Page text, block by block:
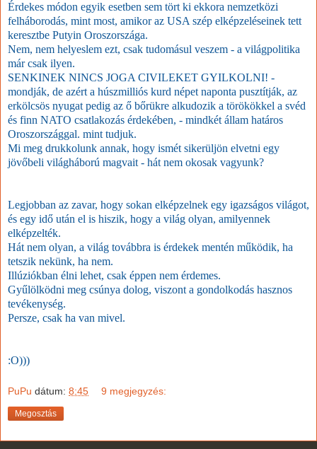
Érdekes módon egyik esetben sem tört ki ekkora nemzetközi
felháborodás, mint most, amikor az USA szép elképzeléseinek tett
keresztbe Putyin Oroszországa.
Nem, nem helyeslem ezt, csak tudomásul veszem - a világpolitika
már csak ilyen.
SENKINEK NINCS JOGA CIVILEKET GYILKOLNI! -
mondják, de azért a húszmilliós kurd népet naponta pusztítják, az
erkölcsös nyugat pedig az ő bőrükre alkudozik a törökökkel a svéd
és finn NATO csatlakozás érdekében, - mindkét állam határos
Oroszországgal. mint tudjuk.
Mi meg drukkolunk annak, hogy ismét sikerüljön elvetni egy
jövőbeli világháború magvait - hát nem okosak vagyunk?
Legjobban az zavar, hogy sokan elképzelnek egy igazságos világot,
és egy idő után el is hiszik, hogy a világ olyan, amilyennek
elképzelték.
Hát nem olyan, a világ továbbra is érdekek mentén működik, ha
tetszik nekünk, ha nem.
Illúziókban élni lehet, csak éppen nem érdemes.
Gyűlölködni meg csúnya dolog, viszont a gondolkodás hasznos
tevékenység.
Persze, csak ha van mivel.
:O)))
PuPu dátum: 8:45 9 megjegyzés:
Megosztás